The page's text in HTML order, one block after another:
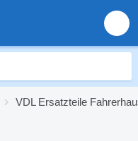
VDL Ersatzteile